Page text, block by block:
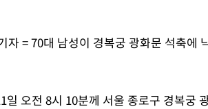
자 = 70대 남성이 경복궁 광화문 석축에
일 오전 8시 10분께 서울 종로구 경복궁